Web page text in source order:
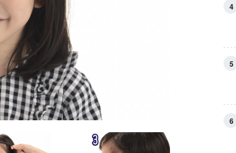
4
5
6